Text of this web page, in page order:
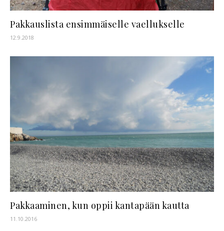
Pakkauslista ensimmäiselle vaellukselle
12.9.2018
Pakkaaminen, kun oppii kantapään kautta
11.10.2016